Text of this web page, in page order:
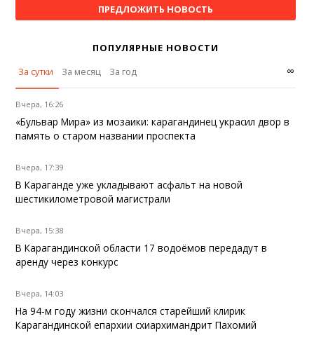
ПРЕДЛОЖИТЬ НОВОСТЬ
ПОПУЛЯРНЫЕ НОВОСТИ
За сутки
За месяц За год ∞
Вчера, 16:26
«Бульвар Мира» из мозаики: карагандинец украсил двор в
память о старом названии проспекта
Вчера, 17:39
В Караганде уже укладывают асфальт на новой
шестикилометровой магистрали
Вчера, 15:38
В Карагандинской области 17 водоёмов передадут в
аренду через конкурс
Вчера, 14:03
На 94-м году жизни скончался старейший клирик
Карагандинской епархии схиархимандрит Пахомий